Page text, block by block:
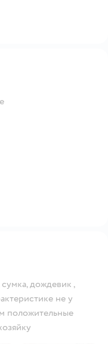
дождевик ,
не у
положительные